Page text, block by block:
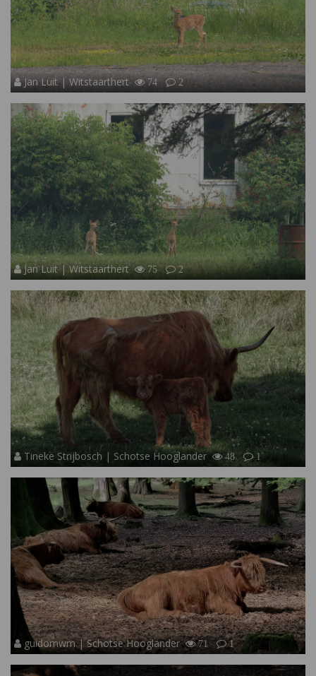
Jan Luit | Witstaarthert 74 2
Jan Luit | Witstaarthert 75 2
Tineke Strijbosch | Schotse Hooglander 48 1
guidomwm | Schotse Hooglander 71 1